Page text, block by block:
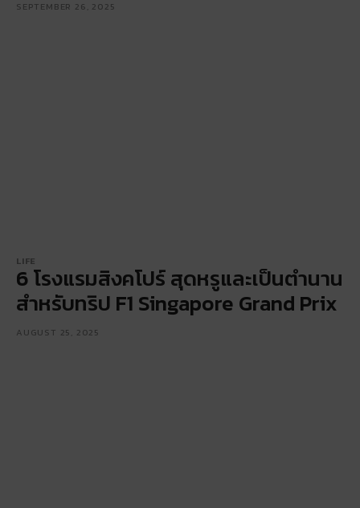
SEPTEMBER 26, 2025
LIFE
6 โรงแรมสิงคโปร์ สุดหรูและเป็นตำนาน
สำหรับทริป F1 Singapore Grand Prix
AUGUST 25, 2025